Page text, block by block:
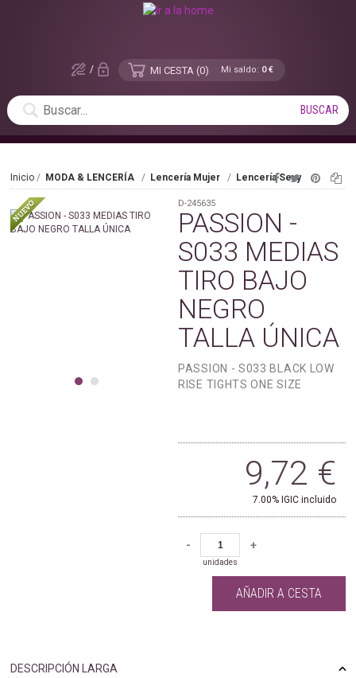
/ MI CESTA 0 Mi saldo: 0 €
Inicio MODA & LENCERÍA Lencería Mujer Lencería Sexy
D-245635
PASSION -
S033 MEDIAS
TIRO BAJO
NEGRO
TALLA ÚNICA
PASSION - S033 BLACK LOW
RISE TIGHTS ONE SIZE
9,72 €
7.00% IGIC incluido
-
unidades
+
AÑADIR A CESTA
DESCRIPCIÓN LARGA